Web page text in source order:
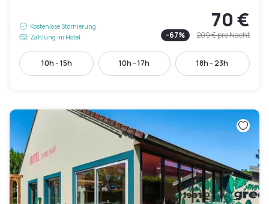
Kostenlose Stornierung
Zahlung im Hotel
70 €
-67% 209 €pro Nacht
10h - 15h 10h - 17h 18h - 23h